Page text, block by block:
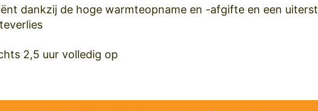
dankzij de hoge warmteopname en -afgifte en een uiterst
2,5 uur volledig op